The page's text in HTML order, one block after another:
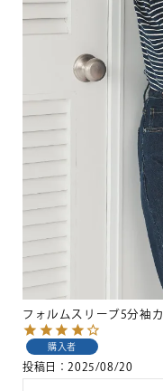
フォルムスリーブ5分袖
購入者
投稿日 2025/08/20